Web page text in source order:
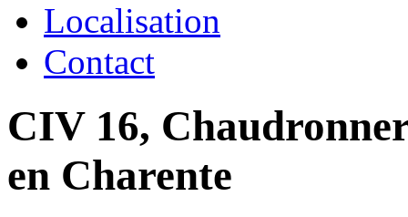
Localisation
Contact
CIV 16,
en Charente